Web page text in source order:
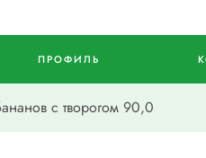
ПРОФИЛЬ
с творогом 90,0